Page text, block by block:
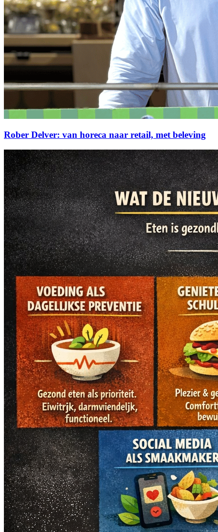
Rober Delver: van horeca naar retail, met beleving